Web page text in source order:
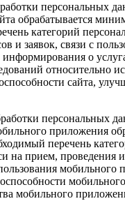
персональных
обрабатывается
категорий
и заявок, связи с
о
относительно
сайта,
персональных
приложения
перечень
на прием, проведения
мобильного
мобильного